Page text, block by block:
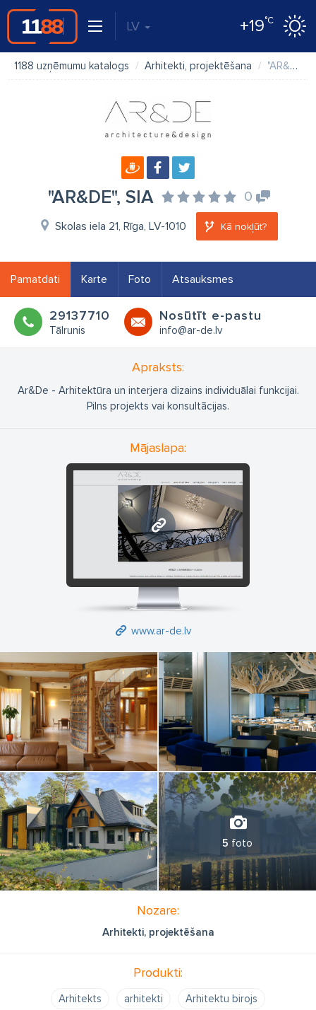
LV +19°C
1188 uzņēmumu katalogs Arhitekti, projektēšana "AR&DE", SIA
"AR&DE", SIA 0
Skolas iela 21, Rīga, LV-1010 Kā nokļūt?
Pamatdati Karte Foto Atsauksmes
29137710
Tālrunis
Nosūtīt e-pastu
info@ar-de.lv
Apraksts:
Ar&De - Arhitektūra un interjera dizains individuālai funkcijai.
Pilns projekts vai konsultācijas.
Mājaslapa:
www.ar-de.lv
www.ar-de.lv
5 foto
Nozare:
Arhitekti, projektēšana
Produkti:
Arhitekts arhitekti
Arhitektu birojs